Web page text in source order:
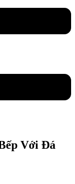
Với Đá